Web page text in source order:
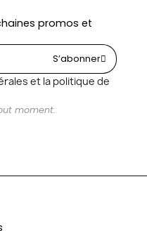
promos et
S’abonner
et la politique de
moment.